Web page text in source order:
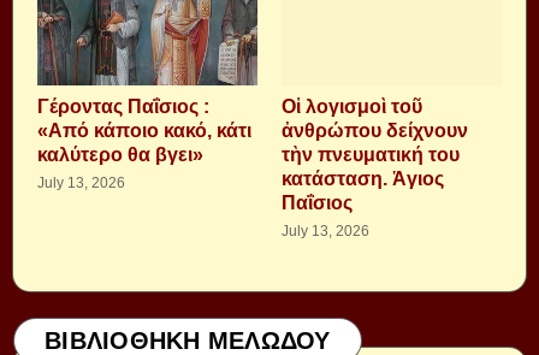
Γέροντας Παΐσιος :
«Από κάποιο κακό, κάτι
καλύτερο θα βγει»
July 13, 2026
Οἱ λογισμοὶ τοῦ
ἀνθρώπου δείχνουν
τὴν πνευματική του
κατάσταση. Ἁγιος
Παΐσιος
July 13, 2026
ΒΙΒΛΙΟΘΗΚΗ ΜΕΛΩΔΟΥ